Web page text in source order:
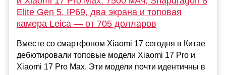
Elite Gen 5, IP69, два экрана и топовая
камера Leica — от 705 долларов
Вместе со смартфоном Xiaomi 17 сегодня в Китае
дебютировали топовые модели Xiaomi 17 Pro и
Xiaomi 17 Pro Max. Эти модели почти идентичны в